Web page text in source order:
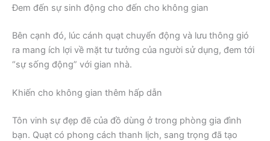
Đem đến sự sinh động cho đến cho không gian
Bên cạnh đó, lúc cánh quạt chuyển động và lưu thông gió
ra mang ích lợi về mặt tư tưởng của người sử dụng, đem tới
“sự sống động” với gian nhà.
Khiến cho không gian thêm hấp dẫn
Tôn vinh sự đẹp đẽ của đồ dùng ở trong phòng gia đình
bạn. Quạt có phong cách thanh lịch, sang trọng đã tạo